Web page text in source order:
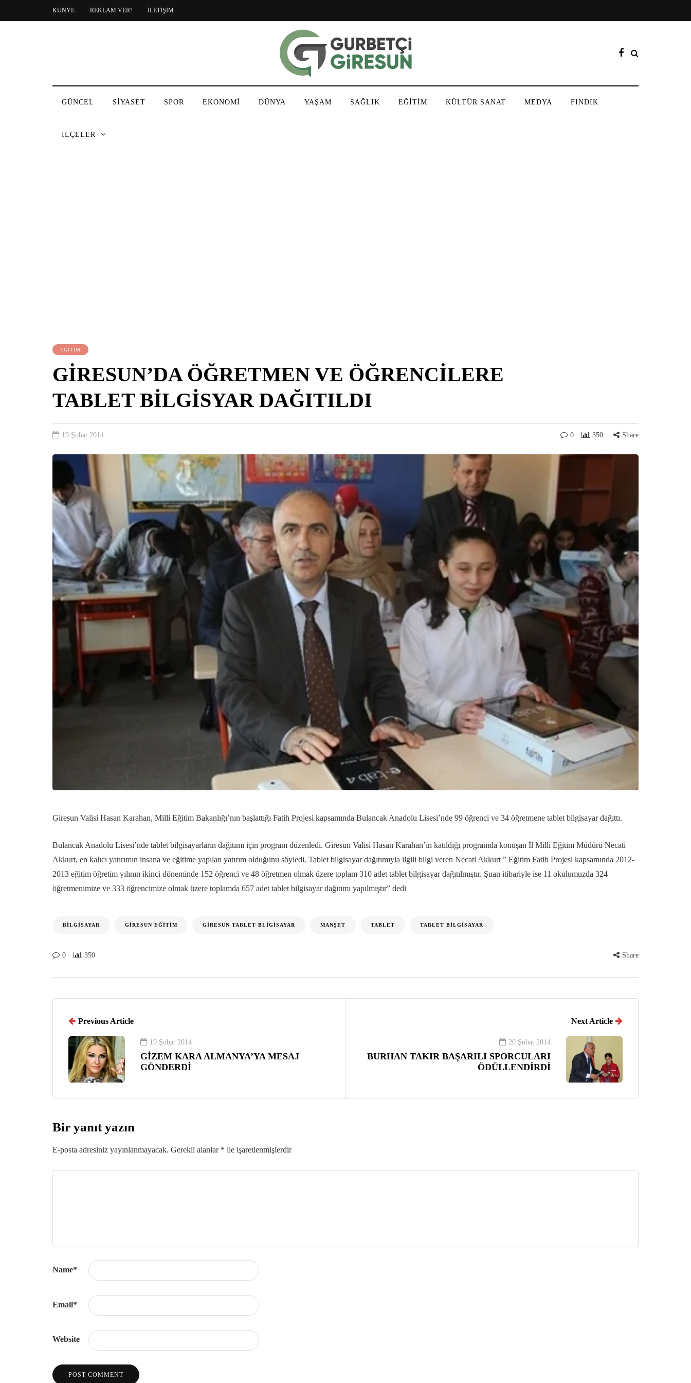
KÜNYE REKLAM VER! İLETİŞİM
GÜNCEL SİYASET SPOR EKONOMİ DÜNYA YAŞAM SAĞLIK EĞİTİM KÜLTÜR SANAT MEDYA FINDIK
İLÇELER
EĞİTİM
GİRESUN’DA ÖĞRETMEN VE ÖĞRENCİLERE
TABLET BİLGİSYAR DAĞITILDI
19 Şubat 2014 0 350 Share
Giresun Valisi Hasan Karahan, Milli Eğitim Bakanlığı’nın başlattığı Fatih Projesi kapsamında Bulancak Anadolu Lisesi’nde 99 öğrenci ve 34 öğretmene tablet bilgisayar dağıttı.
Bulancak Anadolu Lisesi’nde tablet bilgisayarların dağıtımı için program düzenledi. Giresun Valisi Hasan Karahan’ın katıldığı programda konuşan İl Milli Eğitim Müdürü Necati
Akkurt, en kalıcı yatırımın insana ve eğitime yapılan yatırım olduğunu söyledi. Tablet bilgisayar dağıtımıyla ilgili bilgi veren Necati Akkurt ” Eğitim Fatih Projesi kapsamında 2012-
2013 eğitim öğretim yılının ikinci döneminde 152 öğrenci ve 48 öğretmen olmak üzere toplam 310 adet tablet bilgisayar dağıtılmıştır. Şuan itibariyle ise 11 okulumuzda 324
öğretmenimize ve 333 öğrencimize olmak üzere toplamda 657 adet tablet bilgisayar dağıtımı yapılmıştır” dedi
BILGISAYAR GIRESUN EĞITIM GIRESUN TABLET BLIGISAYAR MANŞET TABLET TABLET BILGISAYAR
0 350 Share
Previous Article
19 Şubat 2014
GİZEM KARA ALMANYA’YA MESAJ
GÖNDERDİ
Next Article
20 Şubat 2014
BURHAN TAKIR BAŞARILI SPORCULARI
ÖDÜLLENDİRDİ
Bir yanıt yazın
E-posta adresiniz yayınlanmayacak. Gerekli alanlar * ile işaretlenmişlerdir
Name*
Email*
Website